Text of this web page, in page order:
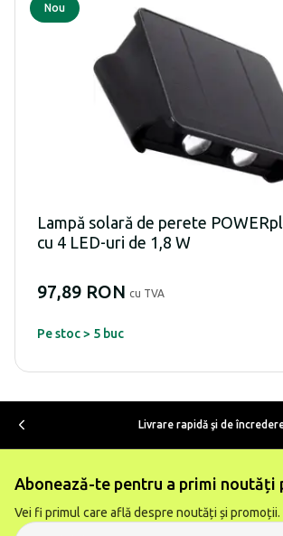
Nou
Lampă solară de perete
cu 4 LED-uri de 1,8 W
97,89 RON cu TVA
Pe stoc > 5 buc
Livrare rapidă şi de
Abonează-te pentru a primi noutăți
Vei fi primul care află despre noutăți și promoții.